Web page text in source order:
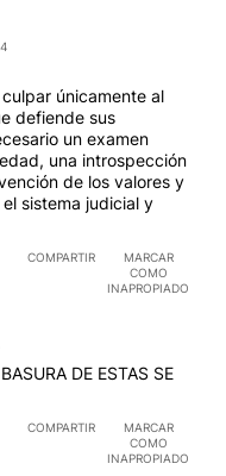
únicamente al
defiende sus
un examen
una introspección
de los valores y
sistema judicial y
COMPARTIR
MARCAR
COMO
INAPROPIADO
DE ESTAS SE
COMPARTIR
MARCAR
COMO
INAPROPIADO